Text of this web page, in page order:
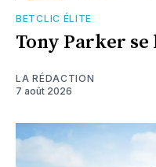
BETCLIC ÉLITE
Tony Parker
LA RÉDACTION
7 août 2026